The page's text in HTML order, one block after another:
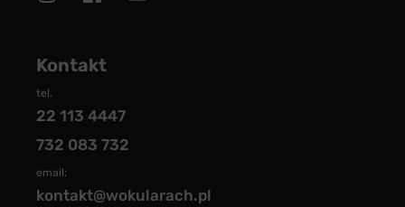
Kontakt
tel.
22 113 4447
732 083 732
email:
kontakt@wokularach.pl